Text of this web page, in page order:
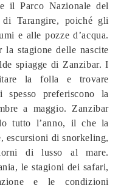
il Parco Nazionale del
Tarangire, poiché gli
e alle pozze d’acqua.
la stagione delle nascite
spiagge di Zanzibar. I
la folla e trovare
spesso preferiscono la
a maggio. Zanzibar
tutto l’anno, il che la
escursioni di snorkeling,
di lusso al mare.
le stagioni dei safari,
e le condizioni